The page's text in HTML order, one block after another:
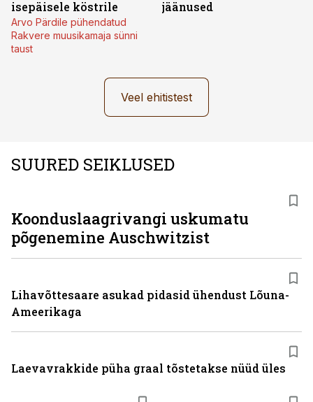
isepäisele köstrile
Arvo Pärdile pühendatud
Rakvere muusikamaja sünni
taust
jäänused
Veel ehitistest
SUURED SEIKLUSED
Koonduslaagrivangi uskumatu
põgenemine Auschwitzist
Lihavõttesaare asukad pidasid ühendust Lõuna-
Ameerikaga
Laevavrakkide püha graal tõstetakse nüüd üles